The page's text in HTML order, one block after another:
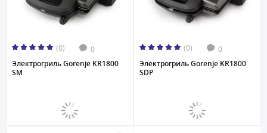
(0) 0
Электрогриль Gorenje KR1800
SM
(0) 0
Электрогриль Gorenje KR1800
SDP